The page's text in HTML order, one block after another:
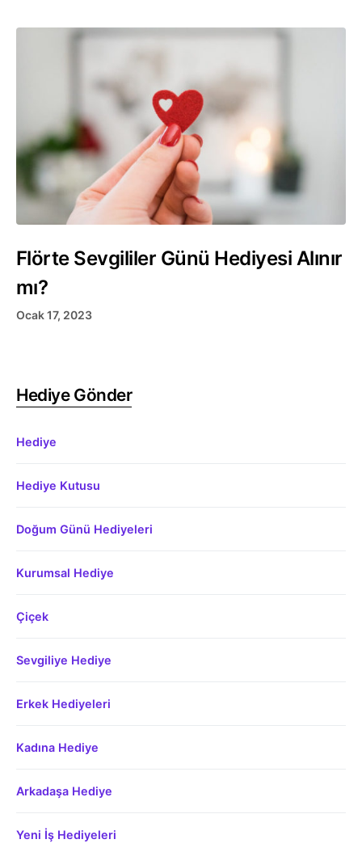
Flörte Sevgililer Günü Hediyesi Alınır
mı?
Ocak 17, 2023
Hediye Gönder
Hediye
Hediye Kutusu
Doğum Günü Hediyeleri
Kurumsal Hediye
Çiçek
Sevgiliye Hediye
Erkek Hediyeleri
Kadına Hediye
Arkadaşa Hediye
Yeni İş Hediyeleri